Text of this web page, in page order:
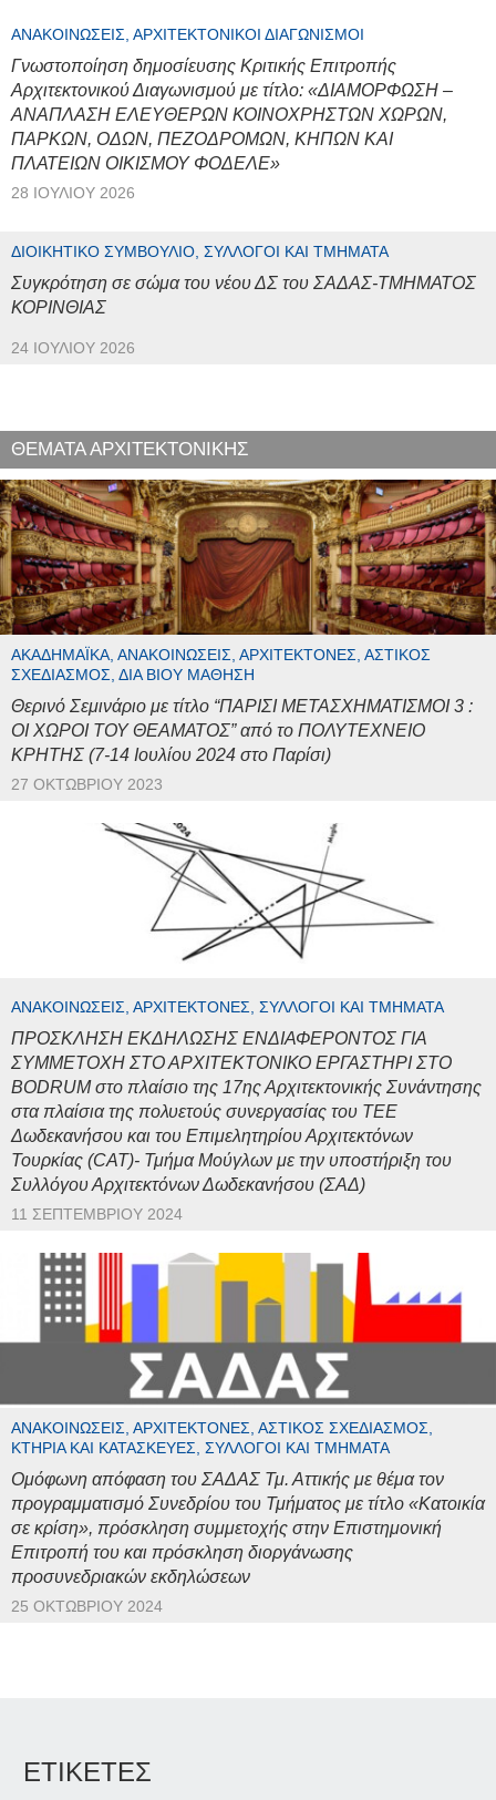
ΑΝΑΚΟΙΝΏΣΕΙΣ, ΑΡΧΙΤΕΚΤΟΝΙΚΟΊ ΔΙΑΓΩΝΙΣΜΟΊ
Γνωστοποίηση δημοσίευσης Κριτικής Επιτροπής
Αρχιτεκτονικού Διαγωνισμού με τίτλο: «ΔΙΑΜΟΡΦΩΣΗ –
ΑΝΑΠΛΑΣΗ ΕΛΕΥΘΕΡΩΝ ΚΟΙΝΟΧΡΗΣΤΩΝ ΧΩΡΩΝ,
ΠΑΡΚΩΝ, ΟΔΩΝ, ΠΕΖΟΔΡΟΜΩΝ, ΚΗΠΩΝ ΚΑΙ
ΠΛΑΤΕΙΩΝ ΟΙΚΙΣΜΟΥ ΦΟΔΕΛΕ»
28 ΙΟΥΛΊΟΥ 2026
ΔΙΟΙΚΗΤΙΚΌ ΣΥΜΒΟΎΛΙΟ, ΣΎΛΛΟΓΟΙ ΚΑΙ ΤΜΉΜΑΤΑ
Συγκρότηση σε σώμα του νέου ΔΣ του ΣΑΔΑΣ-ΤΜΗΜΑΤΟΣ
ΚΟΡΙΝΘΙΑΣ
24 ΙΟΥΛΊΟΥ 2026
ΘΕΜΑΤΑ ΑΡΧΙΤΕΚΤΟΝΙΚΗΣ
ΑΚΑΔΗΜΑΪΚΆ, ΑΝΑΚΟΙΝΏΣΕΙΣ, ΑΡΧΙΤΈΚΤΟΝΕΣ, ΑΣΤΙΚΌΣ
ΣΧΕΔΙΑΣΜΌΣ, ΔΙΆ ΒΊΟΥ ΜΆΘΗΣΗ
Θερινό Σεμινάριο με τίτλο “ΠΑΡΙΣΙ ΜΕΤΑΣΧΗΜΑΤΙΣΜΟΙ 3 :
ΟΙ ΧΩΡΟΙ ΤΟΥ ΘΕΑΜΑΤΟΣ” από το ΠΟΛΥΤΕΧΝΕΙΟ
ΚΡΗΤΗΣ (7-14 Ιουλίου 2024 στο Παρίσι)
27 ΟΚΤΩΒΡΊΟΥ 2023
ΑΝΑΚΟΙΝΏΣΕΙΣ, ΑΡΧΙΤΈΚΤΟΝΕΣ, ΣΎΛΛΟΓΟΙ ΚΑΙ ΤΜΉΜΑΤΑ
ΠΡΟΣΚΛΗΣΗ ΕΚΔΗΛΩΣΗΣ ΕΝΔΙΑΦΕΡΟΝΤΟΣ ΓΙΑ
ΣΥΜΜΕΤΟΧΗ ΣΤΟ ΑΡΧΙΤΕΚΤΟΝΙΚΟ ΕΡΓΑΣΤΗΡΙ ΣΤΟ
BODRUM στο πλαίσιο της 17ης Αρχιτεκτονικής Συνάντησης
στα πλαίσια της πολυετούς συνεργασίας του ΤΕΕ
Δωδεκανήσου και του Επιμελητηρίου Αρχιτεκτόνων
Τουρκίας (CAT)- Τμήμα Μούγλων με την υποστήριξη του
Συλλόγου Αρχιτεκτόνων Δωδεκανήσου (ΣΑΔ)
11 ΣΕΠΤΕΜΒΡΊΟΥ 2024
ΑΝΑΚΟΙΝΏΣΕΙΣ, ΑΡΧΙΤΈΚΤΟΝΕΣ, ΑΣΤΙΚΌΣ ΣΧΕΔΙΑΣΜΌΣ,
ΚΤΉΡΙΑ ΚΑΙ ΚΑΤΑΣΚΕΥΈΣ, ΣΎΛΛΟΓΟΙ ΚΑΙ ΤΜΉΜΑΤΑ
Ομόφωνη απόφαση του ΣΑΔΑΣ Τμ. Αττικής με θέμα τον
προγραμματισμό Συνεδρίου του Τμήματος με τίτλο «Κατοικία
σε κρίση», πρόσκληση συμμετοχής στην Επιστημονική
Επιτροπή του και πρόσκληση διοργάνωσης
προσυνεδριακών εκδηλώσεων
25 ΟΚΤΩΒΡΊΟΥ 2024
ΕΤΙΚΕΤΕΣ